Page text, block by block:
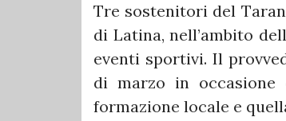
Tre sostenitori del
di Latina, nell’ambito
eventi sportivi. Il
di marzo in
formazione locale e